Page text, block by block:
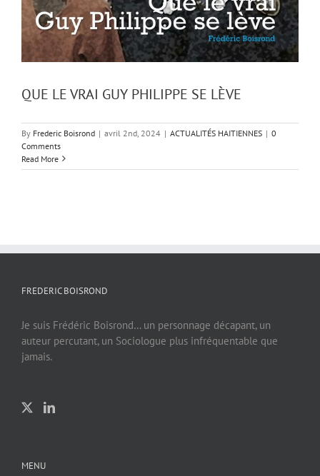
QUE LE VRAI GUY PHILIPPE SE LÈVE
By Frederic Boisrond | avril 2nd, 2024 | ACTUALITÉS HAITIENNES | 0
Comments
Read More
FREDERIC BOISROND
Je suis Frédéric Boisrond… un personnage décapant, un
auteur percutant, un Sociologue plus infréquentable que
jamais.
MENU